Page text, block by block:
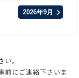
2026年9月
。
前にご連絡下さいま